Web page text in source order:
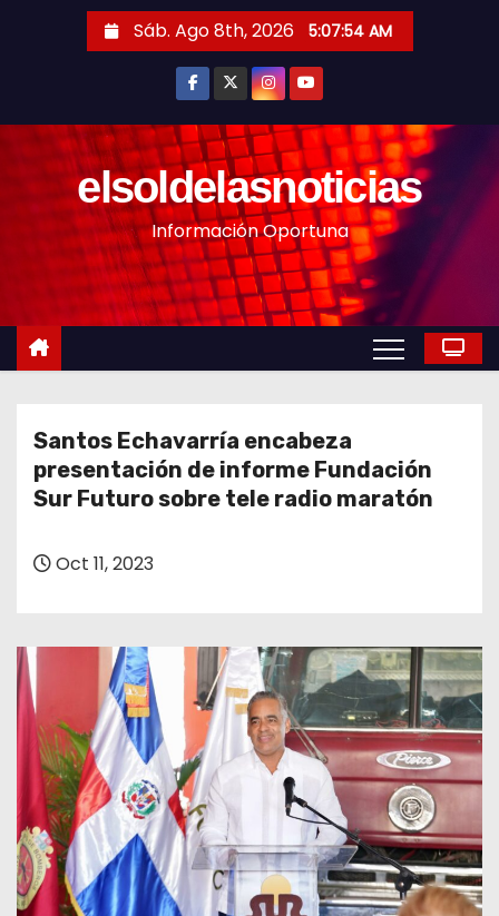
n
Sáb. Ago 8th, 2026 5:07:56 AM
elsoldelasnoticias
Información Oportuna
Santos Echavarría encabeza
presentación de informe Fundación
Sur Futuro sobre tele radio maratón
Oct 11, 2023